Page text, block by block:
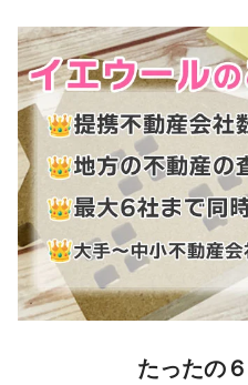
たったの